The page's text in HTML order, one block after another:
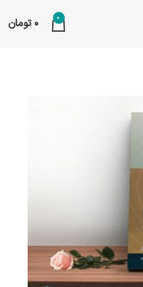
0
0 تومان